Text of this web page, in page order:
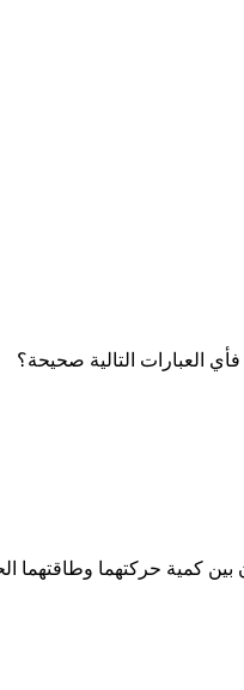
بين كمية حركتهما وطاقتهما